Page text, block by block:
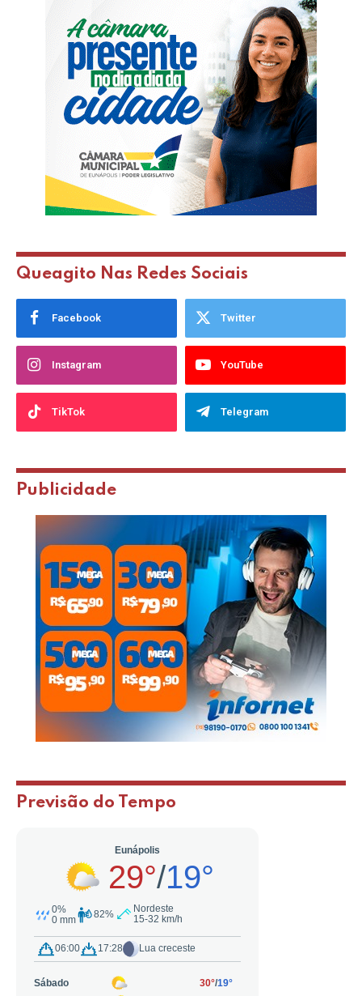
Queagito Nas Redes Sociais
Facebook Twitter
Instagram YouTube
TikTok Telegram
Publicidade
Previsão do Tempo